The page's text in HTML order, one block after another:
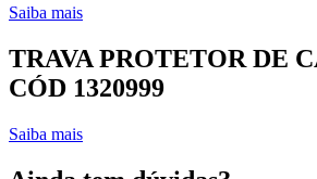
Saiba mais
TRAVA PROTETOR DE
CÓD 1320999
Saiba mais